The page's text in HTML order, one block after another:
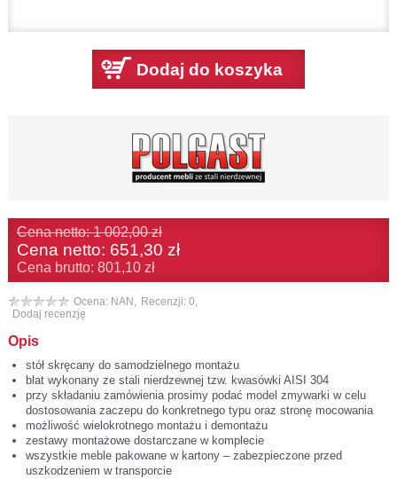
Dodaj do koszyka
Cena netto: 1 002,00 zł
Cena netto: 651,30 zł
Cena brutto: 801,10 zł
Ocena: NAN, Recenzji: 0,
Dodaj recenzję
Opis
stół skręcany do samodzielnego montażu
blat wykonany ze stali nierdzewnej tzw. kwasówki AISI 304
przy składaniu zamówienia prosimy podać model zmywarki w celu
dostosowania zaczepu do konkretnego typu oraz stronę mocowania
możliwość wielokrotnego montażu i demontażu
zestawy montażowe dostarczane w komplecie
wszystkie meble pakowane w kartony – zabezpieczone przed
uszkodzeniem w transporcie